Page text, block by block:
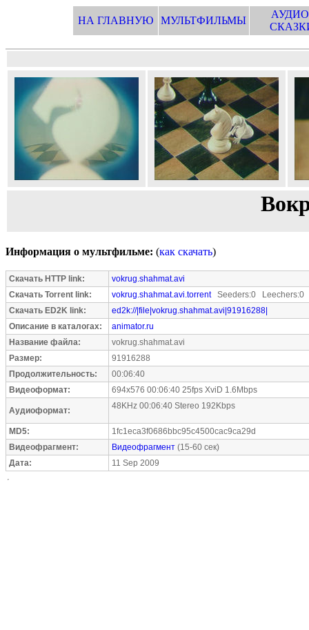
НА ГЛАВНУЮ МУЛЬТФИЛЬМЫ
Информация о мультфильме: (как скачать)
Скачать HTTP link:
vokrug.shahmat.avi
Скачать Torrent link:
vokrug.shahmat.avi.torrentSeeders:0 Leechers:0
Скачать ED2K link:
ed2k://|file|vokrug.shahmat.avi|91916288|
Описание в каталогах:
animator.ru
Название файла:
vokrug.shahmat.avi
Размер:
91916288
Продолжительность:
00:06:40
Видеоформат:
694x576 00:06:40 25fps XviD 1.6Mbps
Аудиоформат: 48KHz 00:06:40 Stereo 192Kbps
MD5:
1fc1eca3f0686bbc95c4500cac9ca29d
Видеофрагмент:
Видеофрагмент (15-60 сек)
Дата:
11 Sep 2009